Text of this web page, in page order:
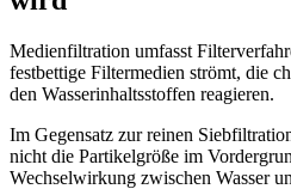
Medienfiltration umfasst
festbettige Filtermedien strömt, die
den Wasserinhaltsstoffen reagieren.
Im Gegensatz zur reinen
nicht die Partikelgröße im
Wechselwirkung zwischen Wasser